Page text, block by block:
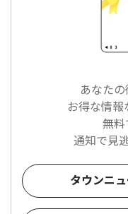
あなた
お得な情報
無料
通知で見
タウンニ